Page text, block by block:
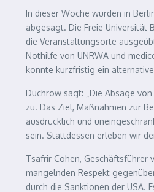
In dieser Woche wurden in
abgesagt. Die Freie Universität
die Veranstaltungsorte
Nothilfe von UNRWA und
konnte kurzfristig ein
Duchrow sagt: „Die Absage
zu. Das Ziel, Maßnahmen zur
ausdrücklich und
sein. Stattdessen erleben wir
Tsafrir Cohen,
mangelnden Respekt
durch die Sanktionen der USA.